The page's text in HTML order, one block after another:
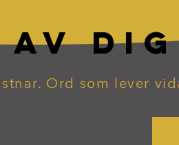
AV DIG
Ord som lever